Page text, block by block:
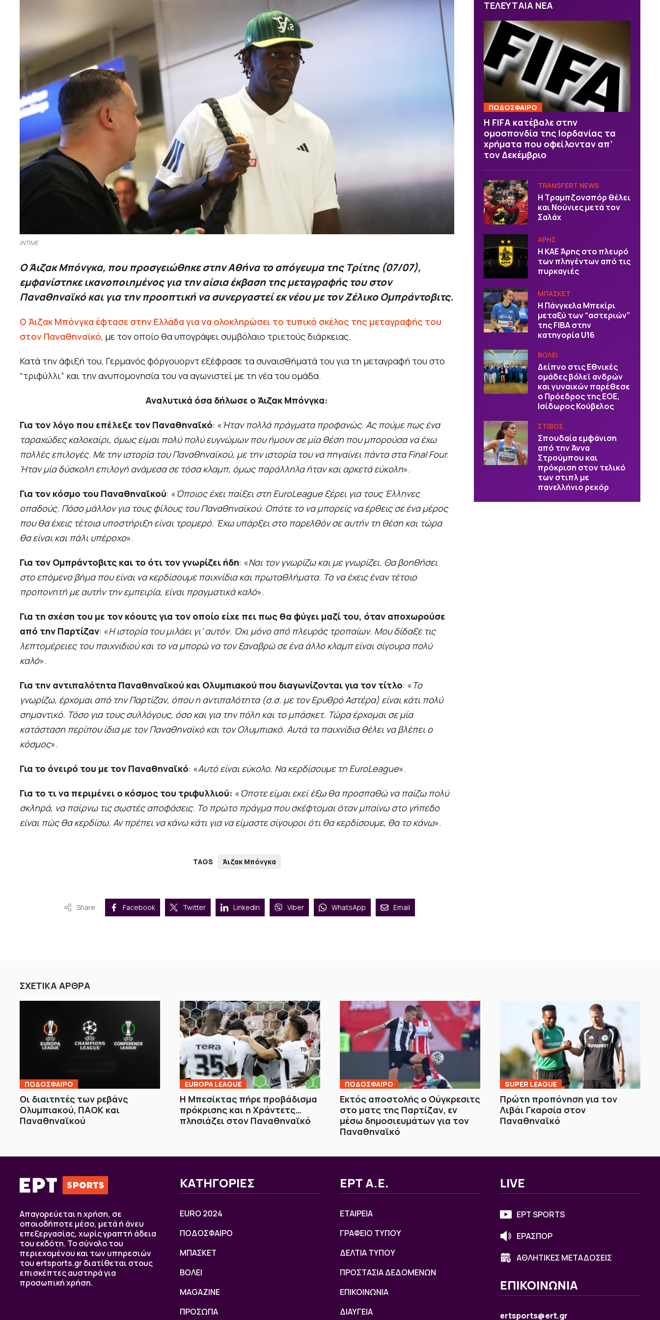
ΙΝΤΙΜΕ
Ο Άιζακ Μπόνγκα, που προσγειώθηκε στην Αθήνα το απόγευμα της Τρίτης (07/07),
εμφανίστηκε ικανοποιημένος για την αίσια έκβαση της μεταγραφής του στον
Παναθηναϊκό και για την προοπτική να συνεργαστεί εκ νέου με τον Ζέλικο Ομπράντοβιτς.
Ο Άιζακ Μπόνγκα έφτασε στην Ελλάδα για να ολοκληρώσει το τυπικό σκέλος της μεταγραφής του
στον Παναθηναϊκό, με τον οποίο θα υπογράψει συμβόλαιο τριετούς διάρκειας.
Κατά την άφιξή του, Γερμανός φόργουορντ εξέφρασε τα συναισθήματά του για τη μεταγραφή του στο
“τριφύλλι” και την ανυπομονησία του να αγωνιστεί με τη νέα του ομάδα.
Αναλυτικά όσα δήλωσε ο Άιζακ Μπόνγκα:
Για τον λόγο που επέλεξε τον Παναθηναϊκό: «Ήταν πολλά πράγματα προφανώς. Ας πούμε πως ένα
ταραχώδες καλοκαίρι, όμως είμαι πολύ πολύ ευγνώμων που ήμουν σε μία θέση που μπορούσα να έχω
πολλές επιλογές. Με την ιστορία του Παναθηναϊκού, με την ιστορία του να πηγαίνει πάντα στα Final Four.
Ήταν μία δύσκολη επιλογή ανάμεσα σε τόσα κλαμπ, όμως παράλληλα ήταν και αρκετά εύκολη».
Για τον κόσμο του Παναθηναϊκού: «Όποιος έχει παίξει στη EuroLeague ξέρει για τους Έλληνες
οπαδούς. Πόσο μάλλον για τους φίλους του Παναθηναϊκού. Οπότε το να μπορείς να έρθεις σε ένα μέρος
που θα έχεις τέτοια υποστήριξη είναι τρομερό. Έχω υπάρξει στο παρελθόν σε αυτήν τη θέση και τώρα
θα είναι και πάλι υπέροχο».
Για τον Ομπράντοβιτς και το ότι τον γνωρίζει ήδη: «Ναι τον γνωρίζω και με γνωρίζει. Θα βοηθήσει
στο επόμενο βήμα που είναι να κερδίσουμε παιχνίδια και πρωταθλήματα. Το να έχεις έναν τέτοιο
προπονητή με αυτήν την εμπειρία, είναι πραγματικά καλό».
Για τη σχέση του με τον κόουτς για τον οποίο είχε πει πως θα φύγει μαζί του, όταν αποχωρούσε
από την Παρτίζαν: «Η ιστορία του μιλάει γι’ αυτόν. Όχι μόνο από πλευράς τροπαίων. Μου δίδαξε τις
λεπτομέρειες του παιχνιδιού και το να μπορώ να τον ξαναβρώ σε ένα άλλο κλαμπ είναι σίγουρα πολύ
καλό».
Για την αντιπαλότητα Παναθηναϊκού και Ολυμπιακού που διαγωνίζονται για τον τίτλο: «Το
γνωρίζω, έρχομαι από την Παρτίζαν, όπου η αντιπαλότητα (σ.σ. με τον Ερυθρό Αστέρα) είναι κάτι πολύ
σημαντικό. Τόσο για τους συλλόγους, όσο και για την πόλη και το μπάσκετ. Τώρα έρχομαι σε μία
κατάσταση περίπου ίδια με τον Παναθηναϊκό και τον Ολυμπιακό. Αυτά τα παιχνίδια θέλει να βλέπει ο
κόσμος».
Για το όνειρό του με τον Παναθηναϊκό: «Αυτό είναι εύκολο. Να κερδίσουμε τη EuroLeague».
Για το τι να περιμένει ο κόσμος του τριφυλλιού: «Όποτε είμαι εκεί έξω θα προσπαθώ να παίζω πολύ
σκληρά, να παίρνω τις σωστές αποφάσεις. Το πρώτο πράγμα που σκέφτομαι όταν μπαίνω στο γήπεδο
είναι πώς θα κερδίσω. Αν πρέπει να κάνω κάτι για να είμαστε σίγουροι ότι θα κερδίσουμε, θα το κάνω».
TAGS Άιζακ Μπόνγκα
Share Facebook Twitter Linkedin Viber WhatsApp Email
ΤΕΛΕΥΤΑΙΑ ΝΕΑ
ΠΟΔΟΣΦΑΙΡΟ
Η FIFA κατέβαλε στην
ομοσπονδία της Ιορδανίας τα
χρήματα που οφείλονταν απ’
τον Δεκέμβριο
TRANSFERT NEWS
Η Τραμπζονσπόρ θέλει
και Νούνιες μετά τον
Σαλάχ
ΑΡΗΣ
Η ΚΑΕ Άρης στο πλευρό
των πληγέντων από τις
πυρκαγιές
ΜΠΑΣΚΕΤ
H Πάνγκελα Μπεκίρι
μεταξύ των “αστεριών”
της FIBA στην
κατηγορία U16
ΒOΛΕΙ
Δείπνο στις Εθνικές
ομάδες βόλεϊ ανδρών
και γυναικών παρέθεσε
ο Πρόεδρος της ΕΟΕ,
Ισίδωρος Κούβελος
ΣΤΙΒΟΣ
Σπουδαία εμφάνιση
από την Άννα
Στρούμπου και
πρόκριση στον τελικό
των στιπλ με
πανελλήνιο ρεκόρ
ΣΧΕΤΙΚΑ ΑΡΘΡΑ
ΠΟΔΟΣΦΑΙΡΟ
Οι διαιτητές των ρεβάνς
Ολυμπιακού, ΠΑΟΚ και
Παναθηναϊκού
EUROPA LEAGUE
Η Μπεσίκτας πήρε προβάδισμα
πρόκρισης και η Χράντετς…
πλησιάζει στον Παναθηναϊκό
ΠΟΔΟΣΦΑΙΡΟ
Εκτός αποστολής ο Ούγκρεσιτς
στο ματς της Παρτίζαν, εν
μέσω δημοσιευμάτων για τον
Παναθηναϊκό
SUPER LEAGUE
Πρώτη προπόνηση για τον
Λιβάι Γκαρσία στον
Παναθηναϊκό
Απαγορεύεται η χρήση, σε
οποιοδήποτε μέσο, μετά ή άνευ
επεξεργασίας, χωρίς γραπτή άδεια
του εκδότη. Το σύνολο του
περιεχομένου και των υπηρεσιών
του ertsports.gr διατίθεται στους
επισκέπτες αυστηρά για
προσωπική χρήση.
ΚΑΤΗΓΟΡΙΕΣ
EURO 2024
ΠΟΔΟΣΦΑΙΡΟ
ΜΠΑΣΚΕΤ
ΒOΛΕΙ
MAGAZINE
ΠΡΟΣΩΠΑ
ΕΡΤ Α.Ε.
ΕΤΑΙΡΕΙΑ
ΓΡΑΦΕΙΟ ΤΥΠΟΥ
ΔΕΛΤΙΑ ΤΥΠΟΥ
ΠΡΟΣΤΑΣΙΑ ΔΕΔΟΜΕΝΩΝ
ΕΠΙΚΟΙΝΩΝΙΑ
ΔΙΑΥΓΕΙΑ
LIVE
ΕΡΤ SPORTS
ΕΡΑΣΠΟΡ
ΑΘΛΗΤΙΚΕΣ ΜΕΤΑΔΟΣΕΙΣ
ΕΠΙΚΟΙΝΩΝΙΑ
ertsports@ert.gr